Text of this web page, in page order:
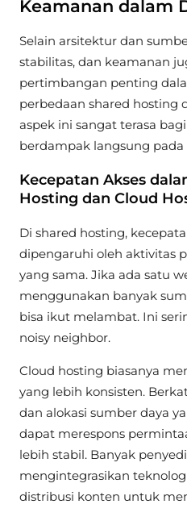
Keamanan dalam
Selain arsitektur dan
stabilitas, dan keamanan
pertimbangan penting
perbedaan shared hosting
aspek ini sangat terasa
berdampak langsung
Kecepatan Akses
Hosting dan Cloud
Di shared hosting,
dipengaruhi oleh aktivitas
yang sama. Jika ada satu
menggunakan banyak
bisa ikut melambat. Ini
noisy neighbor.
Cloud hosting biasanya
yang lebih konsisten.
dan alokasi sumber daya
dapat merespons
lebih stabil. Banyak
mengintegrasikan
distribusi konten untuk